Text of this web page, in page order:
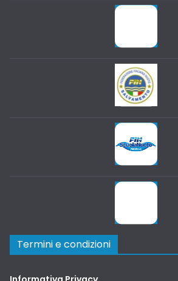
Termini e condizioni